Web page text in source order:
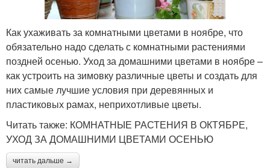
Как ухаживать за комнатными цветами в ноябре, что
обязательно надо сделать с комнатными растениями
поздней осенью. Уход за домашними цветами в ноябре –
как устроить на зимовку различные цветы и создать для
них самые лучшие условия при деревянных и
пластиковых рамах, неприхотливые цветы.
Читать также: КОМНАТНЫЕ РАСТЕНИЯ В ОКТЯБРЕ,
УХОД ЗА ДОМАШНИМИ ЦВЕТАМИ ОСЕНЬЮ
читать дальше →